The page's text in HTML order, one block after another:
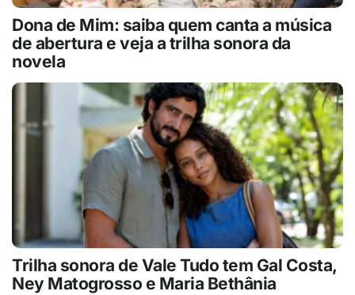
Dona de Mim: saiba quem canta a música
de abertura e veja a trilha sonora da
novela
Trilha sonora de Vale Tudo tem Gal Costa,
Ney Matogrosso e Maria Bethânia